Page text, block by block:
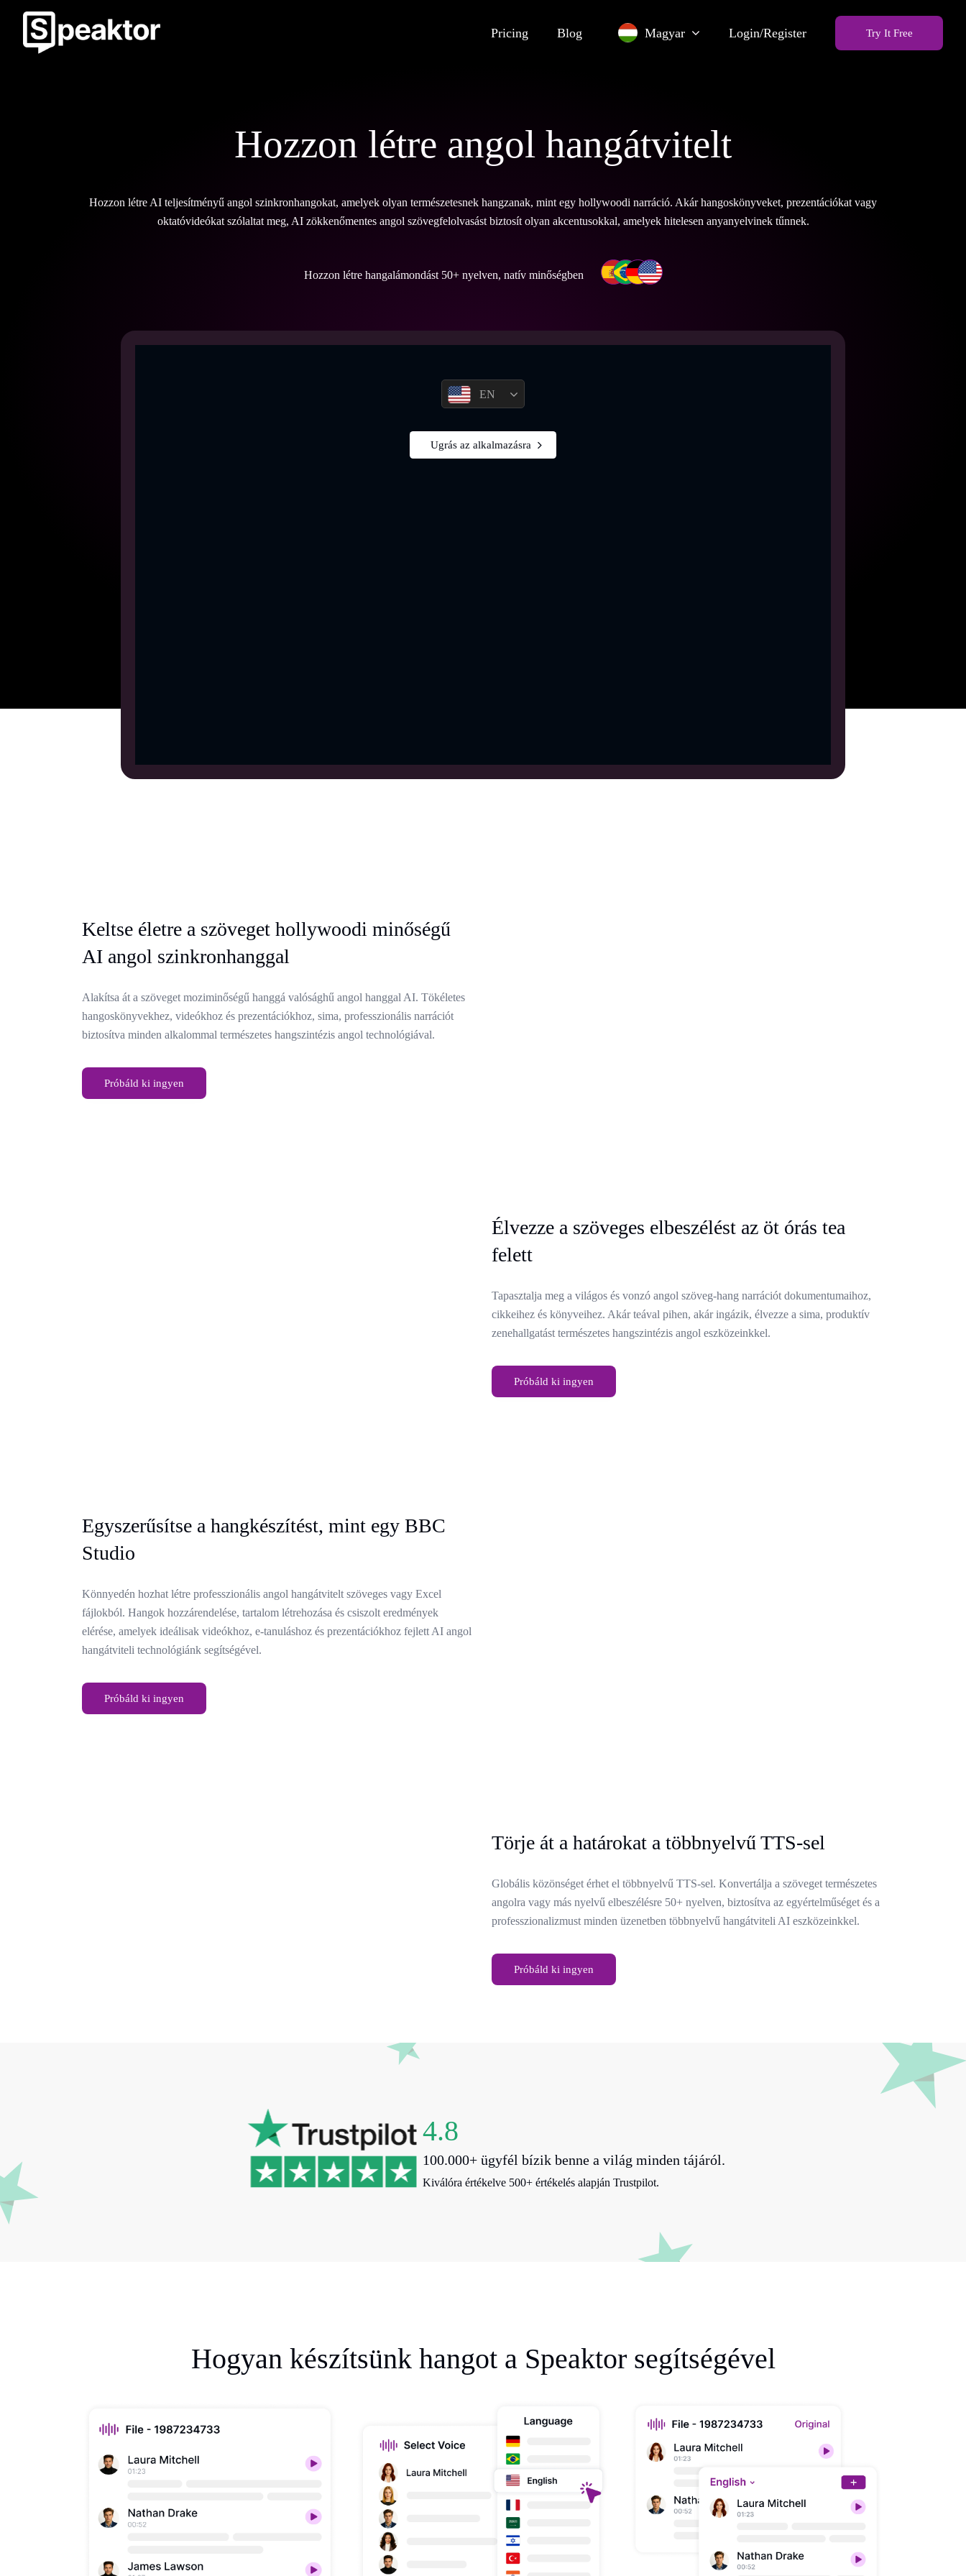
Pricing Blog Magyar Login/Register Try It Free
Hozzon létre angol hangátvitelt
Hozzon létre AI teljesítményű angol szinkronhangokat, amelyek olyan természetesnek hangzanak, mint egy hollywoodi narráció. Akár hangoskönyveket, prezentációkat vagy
oktatóvideókat szólaltat meg, AI zökkenőmentes angol szövegfelolvasást biztosít olyan akcentusokkal, amelyek hitelesen anyanyelvinek tűnnek.
Hozzon létre hangalámondást 50+ nyelven, natív minőségben
EN
Ugrás az alkalmazásra
Keltse életre a szöveget hollywoodi minőségű
AI angol szinkronhanggal
Alakítsa át a szöveget moziminőségű hanggá valósághű angol hanggal AI. Tökéletes
hangoskönyvekhez, videókhoz és prezentációkhoz, sima, professzionális narrációt
biztosítva minden alkalommal természetes hangszintézis angol technológiával.
Próbáld ki ingyen
Élvezze a szöveges elbeszélést az öt órás tea
felett
Tapasztalja meg a világos és vonzó angol szöveg-hang narrációt dokumentumaihoz,
cikkeihez és könyveihez. Akár teával pihen, akár ingázik, élvezze a sima, produktív
zenehallgatást természetes hangszintézis angol eszközeinkkel.
Próbáld ki ingyen
Egyszerűsítse a hangkészítést, mint egy BBC
Studio
Könnyedén hozhat létre professzionális angol hangátvitelt szöveges vagy Excel
fájlokból. Hangok hozzárendelése, tartalom létrehozása és csiszolt eredmények
elérése, amelyek ideálisak videókhoz, e-tanuláshoz és prezentációkhoz fejlett AI angol
hangátviteli technológiánk segítségével.
Próbáld ki ingyen
Törje át a határokat a többnyelvű TTS-sel
Globális közönséget érhet el többnyelvű TTS-sel. Konvertálja a szöveget természetes
angolra vagy más nyelvű elbeszélésre 50+ nyelven, biztosítva az egyértelműséget és a
professzionalizmust minden üzenetben többnyelvű hangátviteli AI eszközeinkkel.
Próbáld ki ingyen
4.8
100.000+ ügyfél bízik benne a világ minden tájáról.
Kiválóra értékelve 500+ értékelés alapján Trustpilot.
Hogyan készítsünk hangot a Speaktor segítségével